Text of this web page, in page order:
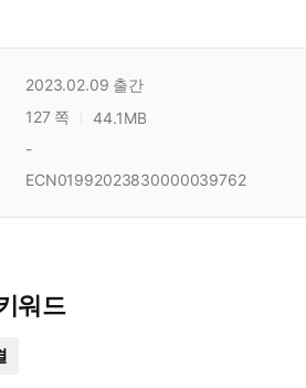
2023.02.09 출간
127 쪽 44.1MB
-
ECN01992023830000039762
워드